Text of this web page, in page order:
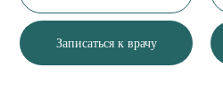
Записаться к врачу